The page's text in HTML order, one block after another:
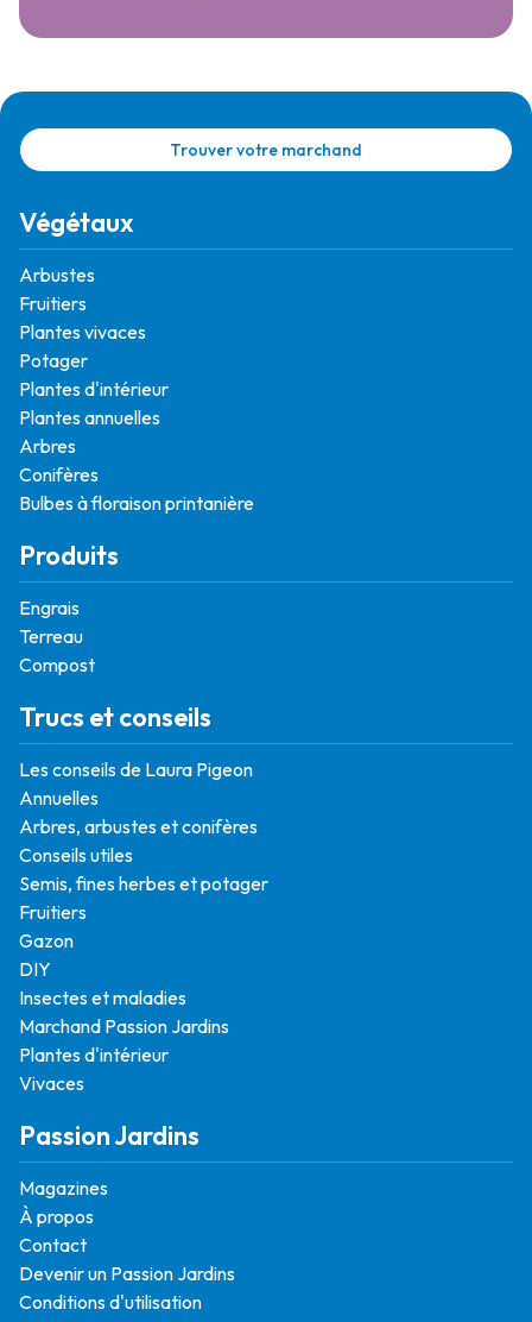
Trouver votre marchand
Végétaux
Arbustes
Fruitiers
Plantes vivaces
Potager
Plantes d'intérieur
Plantes annuelles
Arbres
Conifères
Bulbes à floraison printanière
Produits
Engrais
Terreau
Compost
Trucs et conseils
Les conseils de Laura Pigeon
Annuelles
Arbres, arbustes et conifères
Conseils utiles
Semis, fines herbes et potager
Fruitiers
Gazon
DIY
Insectes et maladies
Marchand Passion Jardins
Plantes d'intérieur
Vivaces
Passion Jardins
Magazines
À propos
Contact
Devenir un Passion Jardins
Conditions d'utilisation